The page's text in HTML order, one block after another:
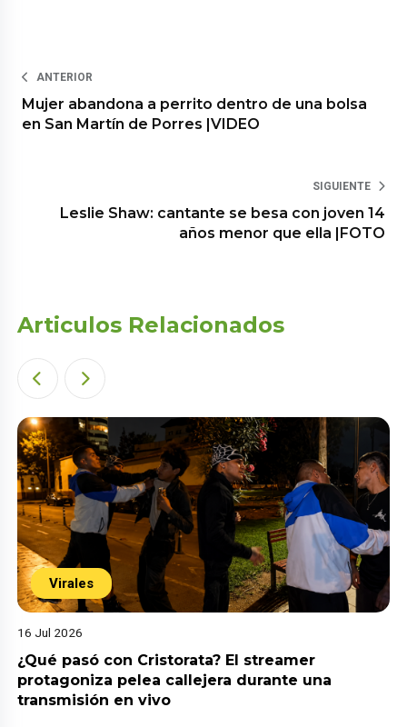
ANTERIOR
Mujer abandona a perrito dentro de una bolsa
en San Martín de Porres |VIDEO
SIGUIENTE
Leslie Shaw: cantante se besa con joven 14
años menor que ella |FOTO
Articulos Relacionados
Virales
16 Jul 2026
¿Qué pasó con Cristorata? El streamer
protagoniza pelea callejera durante una
transmisión en vivo